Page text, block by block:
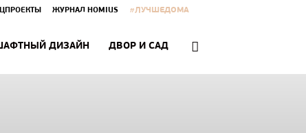
ЖУРНАЛ HOMIUS #ЛУЧШЕДОМА
ДИЗАЙН ДВОР И САД